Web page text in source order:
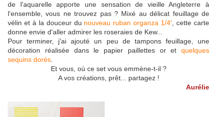
de l'aquarelle apporte une sensation de vieille Angleterre à
l'ensemble, vous ne trouvez pas ? Mixé au délicat feuillage de
vélin et à la douceur du nouveau ruban organza 1/4' , cette carte
donne envie d'aller admirer les roseraies de Kew...
Pour terminer, j'ai ajouté un peu de tampons feuillage, une
décoration réalisée dans le papier paillettes or et quelques
sequins dorés
Et vous, où ce set vous emmène-t-il ?
A vos créations, prêt... partagez !
Aurélie